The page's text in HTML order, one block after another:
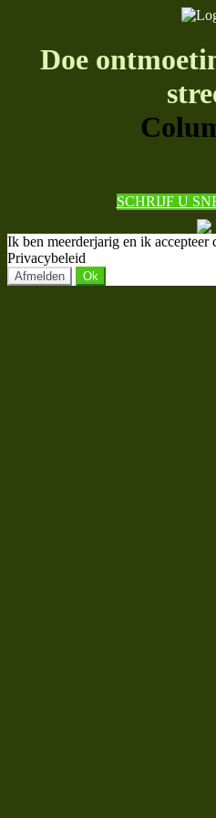
Doe
SCHRIJF U
Ik ben meerderjarig en ik accepteer
Privacybeleid
Afmelden Ok